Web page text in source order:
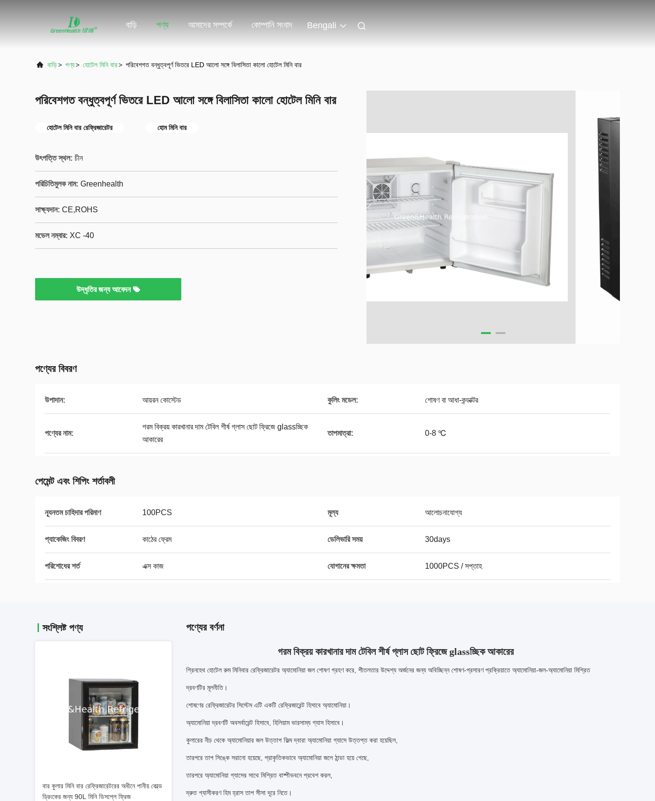
বাড়ি পণ্য আমাদের সম্পর্কে কোম্পানি সংবাদ Bengali
বাড়ি> পণ্য> হোটেল মিনি বার> পরিবেশগত বন্ধুত্বপূর্ণ ভিতরে LED আলো সঙ্গে বিলাসিতা কালো হোটেল মিনি বার
পরিবেশগত বন্ধুত্বপূর্ণ ভিতরে LED আলো সঙ্গে বিলাসিতা কালো হোটেল মিনি বার
হোটেল মিনি বার রেফ্রিজারেটর হোম মিনি বার
উৎপত্তি স্থল: চীন
পরিচিতিমুলক নাম: Greenhealth
সাক্ষ্যদান: CE,ROHS
মডেল নম্বার: XC -40
উদ্ধৃতির জন্য আবেদন
পণ্যের বিবরণ
উপাদান: আয়রন কোস্টেড কুলিং মডেল: শোষণ বা আধা-কন্ডাক্টর
পণ্যের নাম:
গরম বিক্রয় কারখানার দাম টেবিল শীর্ষ গ্লাস ছোট ফ্রিজে glassচ্ছিক
আকারের
তাপমাত্রা: 0-8 ℃
পেমেন্ট এবং শিপিং শর্তাবলী
ন্যূনতম চাহিদার পরিমাণ 100PCS মূল্য আলোচনাযোগ্য
প্যাকেজিং বিবরণ কাঠের ফ্রেম ডেলিভারি সময় 30days
পরিশোধের শর্ত এক্স কাজ যোগানের ক্ষমতা 1000PCS / সপ্তাহ
সংশ্লিষ্ট পণ্য
বার কুলার মিনি বার রেফ্রিজারেটরের অধীনে পানীয় কোল্ড
ড্রিংকের জন্য 90L মিনি ডিসপ্লে ফ্রিজ
পণ্যের বর্ণনা
গরম বিক্রয় কারখানার দাম টেবিল শীর্ষ গ্লাস ছোট ফ্রিজে glassচ্ছিক আকারের
গ্রিনহেথ হোটেল রুম মিনিবার রেফ্রিজারেটর অ্যামোনিয়া জল শোষণ গ্রহণ করে, শীতলতার উদ্দেশ্য অর্জনের জন্য অবিচ্ছিন্ন শোষণ-প্রসারণ প্রক্রিয়াতে অ্যামোনিয়া-জল-অ্যামোনিয়া মিশ্রিত
দ্রবণটির মূলনীতি।
শোষণের রেফ্রিজারেটর সিস্টেম এটি একটি রেফ্রিজারেন্ট হিসাবে অ্যামোনিয়া।
অ্যামোনিয়া দ্রবণটি অবসর্বারেন্ট হিসাবে, হিলিয়াম ভারসাম্য গ্যাস হিসাবে।
কুলারের নীচ থেকে অ্যামোনিয়ার জল উত্তাপ ফিল্ম দ্বারা অ্যামোনিয়া গ্যাসে উত্তপ্ত করা হয়েছিল,
তারপরে তাপ সিঙ্কে সরানো হয়েছে, প্রাকৃতিকভাবে অ্যামোনিয়া জলে ঠান্ডা হয়ে গেছে,
তারপরে অ্যামোনিয়া গ্যাসের সাথে মিশ্রিত বাষ্পীভবনে প্রবেশ করল,
দ্রুত গ্যাসীকরণ হিম হ্রাস তাপ সীসা দূরে নিতে।